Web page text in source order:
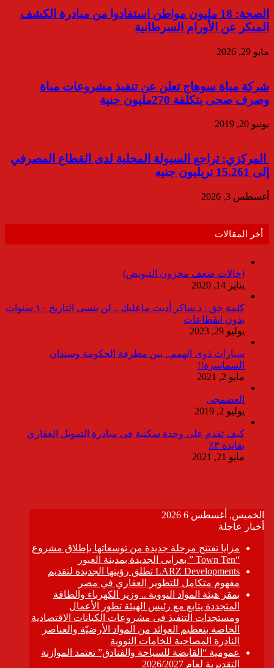
الصحة: 18 مليون مواطن استفادوا من مبادرة الكشف
المبكر عن الأورام السرطانية
مايو 29, 2026
شركة مياة سوهاج تعلن عن تنفيذ مشروعات مياة
وصرف صحى بتكلفة 270مليون جنية
يونيو 20, 2019
المركزي: تراجع السيولة المحلية لدى القطاع المصرفي
إلى 15.261 تريليون جنيه
أغسطس 3, 2026
أخر المقالات
(حالات ضعف مخزون التبويض)
يناير 14, 2020
كلمة حق : د.شاكر أديت ماعليك .. لن ينسى التاريخ ١٠ سنوات
بدون انقطاعات
يوليو 29, 2023
سيارات ذوى الهمم.. بين مطرقة الحكومة وسندان
السماسرة!!
مايو 2, 2021
العضمجى
يوليو 2, 2019
كيف تقدم على وحدة سكنية فى مبادرة التمويل العقاري
بفايدة ٣٪
مايو 21, 2021